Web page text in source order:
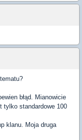
błąd. Mianowicie
tylko standardowe 100
klanu. Moja druga